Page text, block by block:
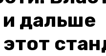
дальше